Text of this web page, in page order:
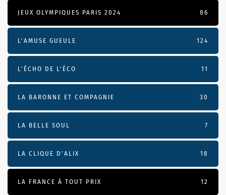
JEUX OLYMPIQUES PARIS 2024 86
L'AMUSE GUEULE 124
L’ÉCHO DE L’ÉCO 11
LA BARONNE ET COMPAGNIE 30
LA BELLE SOUL 7
LA CLIQUE D'ALIX 18
LA FRANCE À TOUT PRIX 12